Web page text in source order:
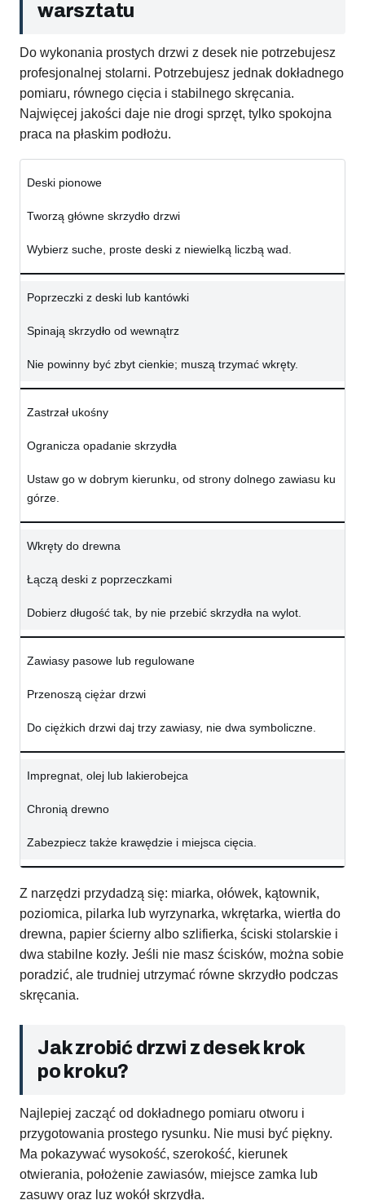
warsztatu
Do wykonania prostych drzwi z desek nie potrzebujesz
profesjonalnej stolarni. Potrzebujesz jednak dokładnego
pomiaru, równego cięcia i stabilnego skręcania.
Najwięcej jakości daje nie drogi sprzęt, tylko spokojna
praca na płaskim podłożu.
Deski pionowe
Tworzą główne skrzydło drzwi
Wybierz suche, proste deski z niewielką liczbą wad.
Poprzeczki z deski lub kantówki
Spinają skrzydło od wewnątrz
Nie powinny być zbyt cienkie; muszą trzymać wkręty.
Zastrzał ukośny
Ogranicza opadanie skrzydła
Ustaw go w dobrym kierunku, od strony dolnego zawiasu ku
górze.
Wkręty do drewna
Łączą deski z poprzeczkami
Dobierz długość tak, by nie przebić skrzydła na wylot.
Zawiasy pasowe lub regulowane
Przenoszą ciężar drzwi
Do ciężkich drzwi daj trzy zawiasy, nie dwa symboliczne.
Impregnat, olej lub lakierobejca
Chronią drewno
Zabezpiecz także krawędzie i miejsca cięcia.
Z narzędzi przydadzą się: miarka, ołówek, kątownik,
poziomica, pilarka lub wyrzynarka, wkrętarka, wiertła do
drewna, papier ścierny albo szlifierka, ściski stolarskie i
dwa stabilne kozły. Jeśli nie masz ścisków, można sobie
poradzić, ale trudniej utrzymać równe skrzydło podczas
skręcania.
Jak zrobić drzwi z desek krok
po kroku?
Najlepiej zacząć od dokładnego pomiaru otworu i
przygotowania prostego rysunku. Nie musi być piękny.
Ma pokazywać wysokość, szerokość, kierunek
otwierania, położenie zawiasów, miejsce zamka lub
zasuwy oraz luz wokół skrzydła.